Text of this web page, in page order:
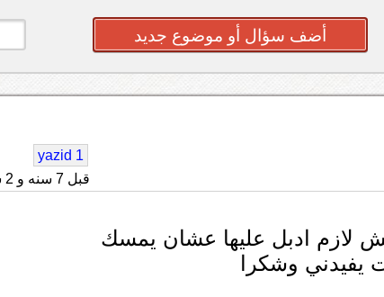
أضف سؤال أو موضوع جديد
yazid 1
قبل 7 سنه و 2 شهر
يفيدني وشكرا